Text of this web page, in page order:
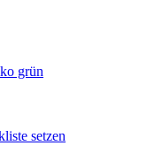
grün
setzen